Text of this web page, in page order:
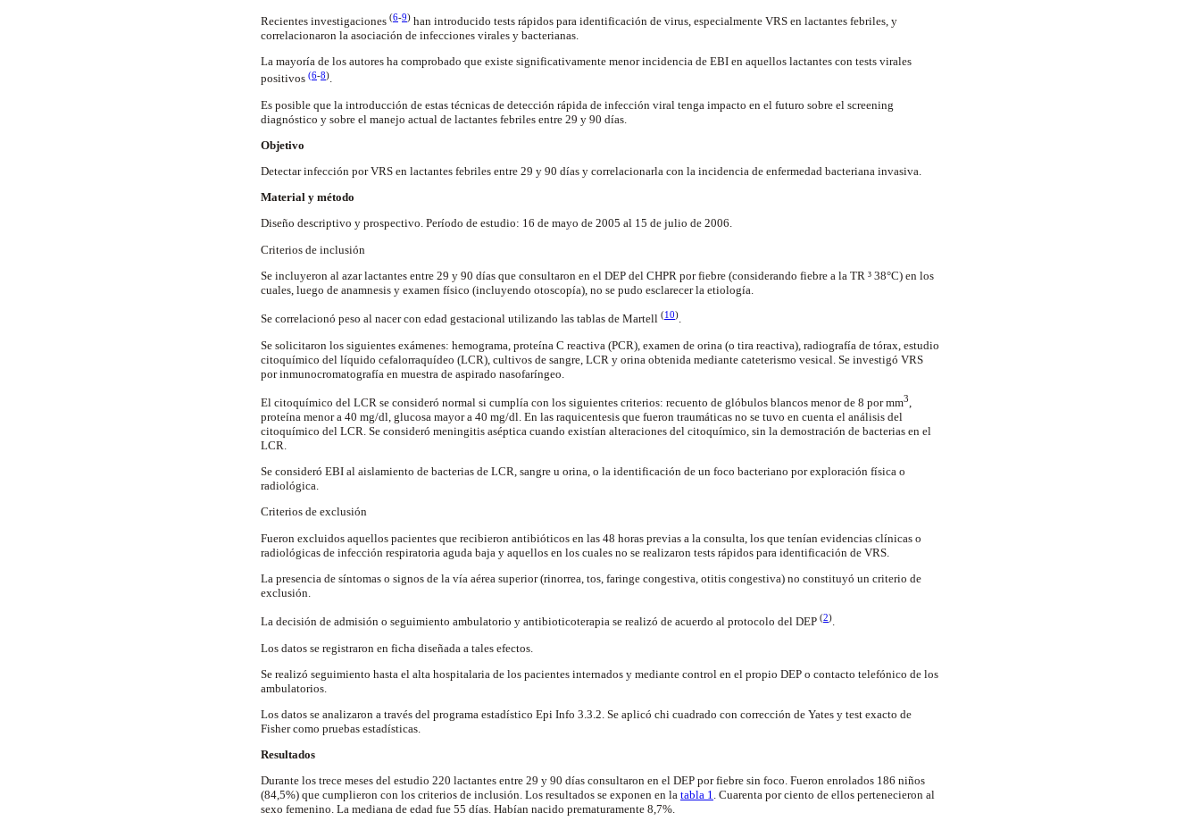
Recientes investigaciones (6-9) han introducido tests rápidos para identificación de virus, especialmente VRS en lactantes febriles, y
correlacionaron la asociación de infecciones virales y bacterianas.
La mayoría de los autores ha comprobado que existe significativamente menor incidencia de EBI en aquellos lactantes con tests virales
positivos (6-8).
Es posible que la introducción de estas técnicas de detección rápida de infección viral tenga impacto en el futuro sobre el screening
diagnóstico y sobre el manejo actual de lactantes febriles entre 29 y 90 días.
Objetivo
Detectar infección por VRS en lactantes febriles entre 29 y 90 días y correlacionarla con la incidencia de enfermedad bacteriana invasiva.
Material y método
Diseño descriptivo y prospectivo. Período de estudio: 16 de mayo de 2005 al 15 de julio de 2006.
Criterios de inclusión
Se incluyeron al azar lactantes entre 29 y 90 días que consultaron en el DEP del CHPR por fiebre (considerando fiebre a la TR ³ 38°C) en los
cuales, luego de anamnesis y examen físico (incluyendo otoscopía), no se pudo esclarecer la etiología.
Se correlacionó peso al nacer con edad gestacional utilizando las tablas de Martell (10).
Se solicitaron los siguientes exámenes: hemograma, proteína C reactiva (PCR), examen de orina (o tira reactiva), radiografía de tórax, estudio
citoquímico del líquido cefalorraquídeo (LCR), cultivos de sangre, LCR y orina obtenida mediante cateterismo vesical. Se investigó VRS
por inmunocromatografía en muestra de aspirado nasofaríngeo.
El citoquímico del LCR se consideró normal si cumplía con los siguientes criterios: recuento de glóbulos blancos menor de 8 por mm3,
proteína menor a 40 mg/dl, glucosa mayor a 40 mg/dl. En las raquicentesis que fueron traumáticas no se tuvo en cuenta el análisis del
citoquímico del LCR. Se consideró meningitis aséptica cuando existían alteraciones del citoquímico, sin la demostración de bacterias en el
LCR.
Se consideró EBI al aislamiento de bacterias de LCR, sangre u orina, o la identificación de un foco bacteriano por exploración física o
radiológica.
Criterios de exclusión
Fueron excluidos aquellos pacientes que recibieron antibióticos en las 48 horas previas a la consulta, los que tenían evidencias clínicas o
radiológicas de infección respiratoria aguda baja y aquellos en los cuales no se realizaron tests rápidos para identificación de VRS.
La presencia de síntomas o signos de la vía aérea superior (rinorrea, tos, faringe congestiva, otitis congestiva) no constituyó un criterio de
exclusión.
La decisión de admisión o seguimiento ambulatorio y antibioticoterapia se realizó de acuerdo al protocolo del DEP (2).
Los datos se registraron en ficha diseñada a tales efectos.
Se realizó seguimiento hasta el alta hospitalaria de los pacientes internados y mediante control en el propio DEP o contacto telefónico de los
ambulatorios.
Los datos se analizaron a través del programa estadístico Epi Info 3.3.2. Se aplicó chi cuadrado con corrección de Yates y test exacto de
Fisher como pruebas estadísticas.
Resultados
Durante los trece meses del estudio 220 lactantes entre 29 y 90 días consultaron en el DEP por fiebre sin foco. Fueron enrolados 186 niños
(84,5%) que cumplieron con los criterios de inclusión. Los resultados se exponen en la tabla 1. Cuarenta por ciento de ellos pertenecieron al
sexo femenino. La mediana de edad fue 55 días. Habían nacido prematuramente 8,7%.